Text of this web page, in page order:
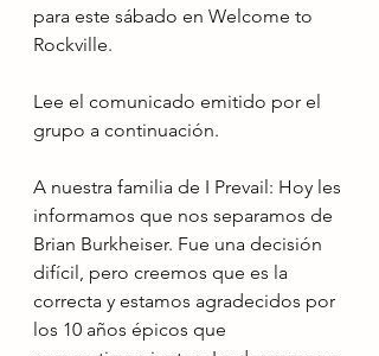
para este sábado en Welcome to
Rockville.
Lee el comunicado emitido por el
grupo a continuación.
A nuestra familia de I Prevail: Hoy les
informamos que nos separamos de
Brian Burkheiser. Fue una decisión
difícil, pero creemos que es la
correcta y estamos agradecidos por
los 10 años épicos que